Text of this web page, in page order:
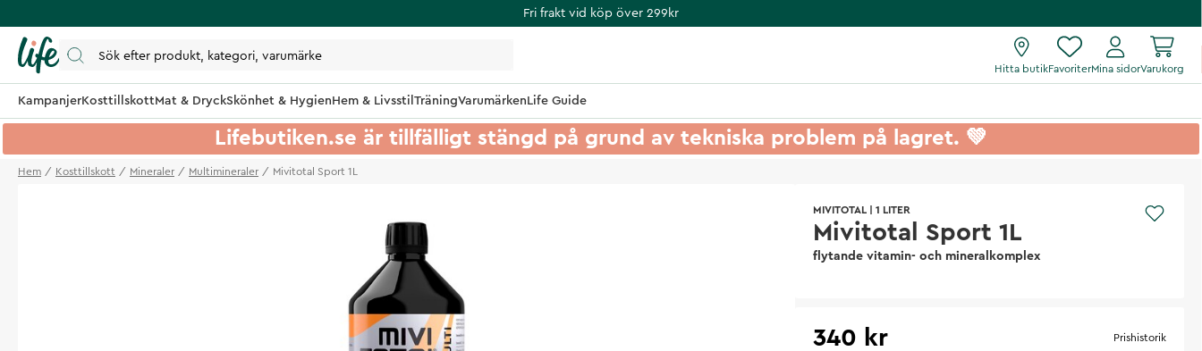
Fri frakt vid köp över 299kr
Hitta butikFavoriterMina sidorVarukorg
KampanjerKosttillskottMat & DryckSkönhet & HygienHem & Livsstil TräningVarumärkenLife Guide
Lifebutiken.se är tillfälligt stängd på grund av tekniska problem på lagret. 💚
Hem Kosttillskott Mineraler Multimineraler Mivitotal Sport 1L
MIVITOTAL 1 LITER
Mivitotal Sport 1L
flytande vitamin- och mineralkomplex
340 kr Prishistorik